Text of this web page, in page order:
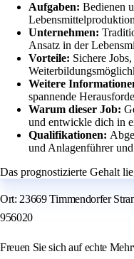
Aufgaben: Bedienen
Unternehmen:
Ansatz in der
Vorteile: Sichere
Weitere
spannende
Warum dieser Job:
und entwickle dich in
Qualifikationen:
und Anlagenführer
Das prognostizierte Gehalt
Ort: 23669 Timmendorfer
956020
Freuen Sie sich auf echte